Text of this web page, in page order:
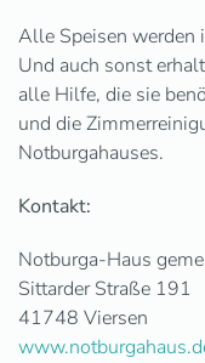
Alle Speisen werden
Und auch sonst
alle Hilfe, die sie
und die
Notburgahauses.
Kontakt:
Notburga-Haus
Sittarder Straße 191
41748 Viersen